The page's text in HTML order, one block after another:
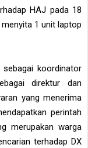
HAJ pada 18
1 unit laptop
sebagai koordinator
direktur dan
yang menerima
perintah
merupakan warga
terhadap DX